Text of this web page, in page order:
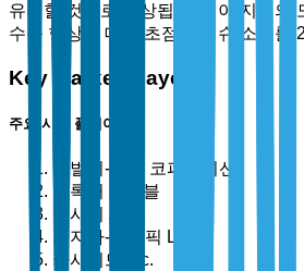
유지할 것으로 예상됩니다. 이 지역의
수준 향상에 대한 초점은 티슈 소비를
Key Market Players
주요 시장 플레이어
킴벌리-클락 코퍼레이션
프록터 & 갬블
에시티 AB
조지아-퍼시픽 LLC
카사이드 Inc.